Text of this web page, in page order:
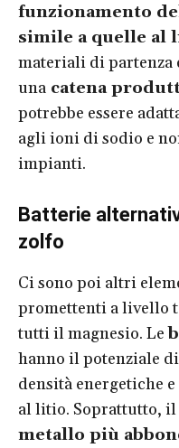
funzionamento
simile a quelle al
materiali di
una catena
potrebbe essere
agli ioni di sodio e
impianti.
Batterie
zolfo
Ci sono poi altri
promettenti a livello
tutti il magnesio. Le
hanno il potenziale
densità energetiche
al litio. Soprattutto, il
metallo più